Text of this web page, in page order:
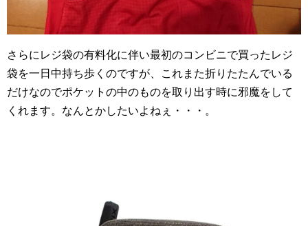
さらにレジ袋の有料化に伴い最初のコンビニで買ったレジ
袋を一日中持ち歩くのですが、これまた折りたたんでいる
だけなのでポケットの中のものを取り出す時に邪魔をして
くれます。なんとかしたいよねぇ・・・。